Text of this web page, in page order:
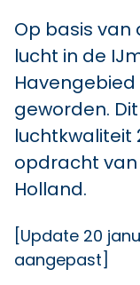
Op basis van
lucht in de
geworden.
luchtkwaliteit
opdracht
Holland.
[Update 20
aangepast]